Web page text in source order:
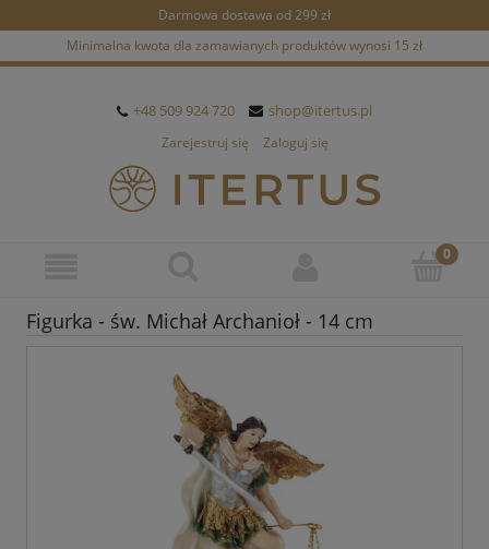
Darmowa dostawa od 299 zł
Minimalna kwota dla zamawianych produktów wynosi 15 zł
+48 509 924 720 shop@itertus.pl
Zarejestruj się Zaloguj się
Figurka - św. Michał Archanioł - 14 cm